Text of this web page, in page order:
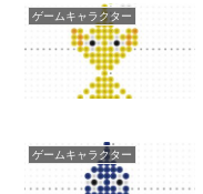
ゲームキャラクター
ゲームキャラクター